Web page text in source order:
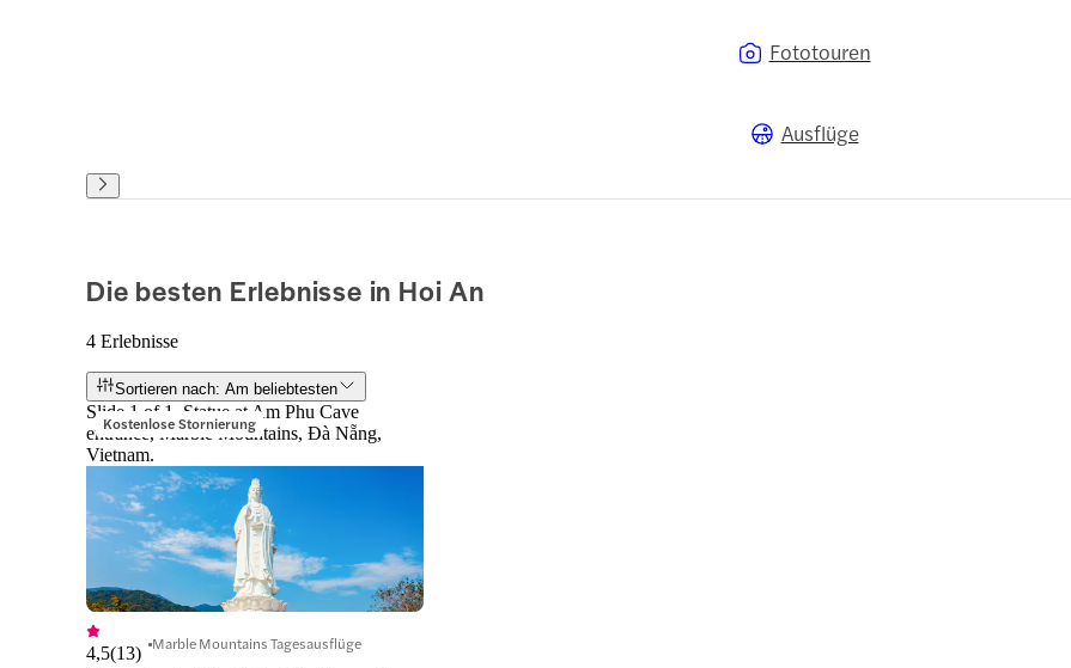
Fototouren
Ausflüge
Die besten Erlebnisse in Hoi An
4 Erlebnisse
Sortieren nach: Am beliebtesten
Kostenlose Stornierung
Slide 1 of 1, Statue at Am Phu Cave
entrance, Marble Mountains, Đà Nẵng,
Vietnam.
4,5(13) Marble Mountains Tagesausflüge